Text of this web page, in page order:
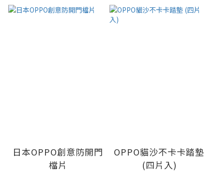
日本OPPO創意防開門
檔片
OPPO貓沙不卡卡踏墊
(四片入)